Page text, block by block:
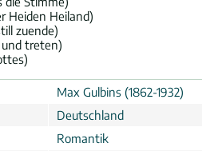
Heiden Heiland)
zuende)
treten)
Max Gulbins (1862-1932)
Deutschland
Romantik